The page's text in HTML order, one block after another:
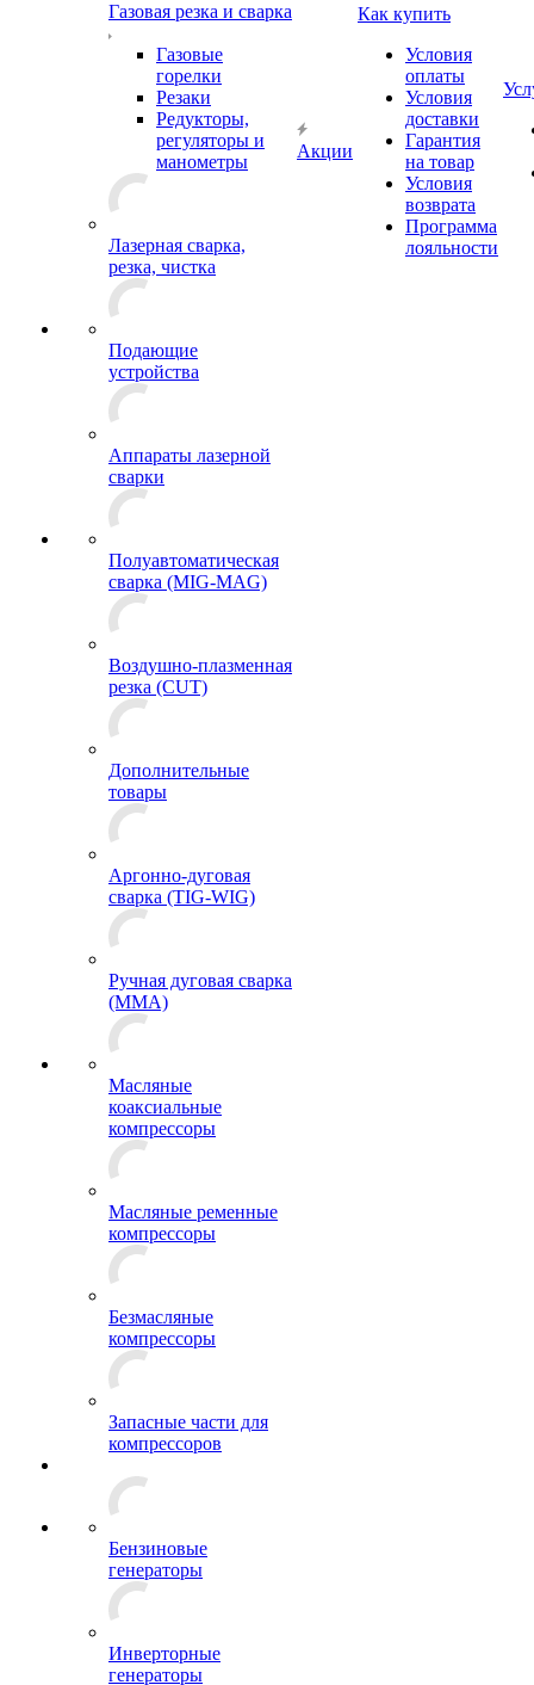
Газовая резка и сварка
Газовые
горелки
Резаки
Редукторы,
регуляторы и
манометры
Лазерная сварка,
резка, чистка
Подающие
устройства
Аппараты лазерной
сварки
Полуавтоматическая
сварка (MIG-MAG)
Воздушно-плазменная
резка (CUT)
Дополнительные
товары
Аргонно-дуговая
сварка (TIG-WIG)
Ручная дуговая сварка
(MMA)
Масляные
коаксиальные
компрессоры
Масляные ременные
компрессоры
Безмасляные
компрессоры
Запасные части для
компрессоров
Бензиновые
генераторы
Инверторные
генераторы
Акции
Как купить
Условия
оплаты
Условия
доставки
Гарантия
на товар
Условия
возврата
Программа
лояльности